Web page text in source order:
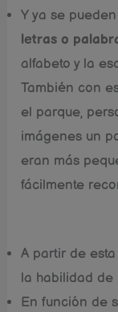
Y ya se
letras o
alfabeto y la
También con
el parque,
imágenes un
eran más
fácilmente
A partir de
la habilidad de
En función de